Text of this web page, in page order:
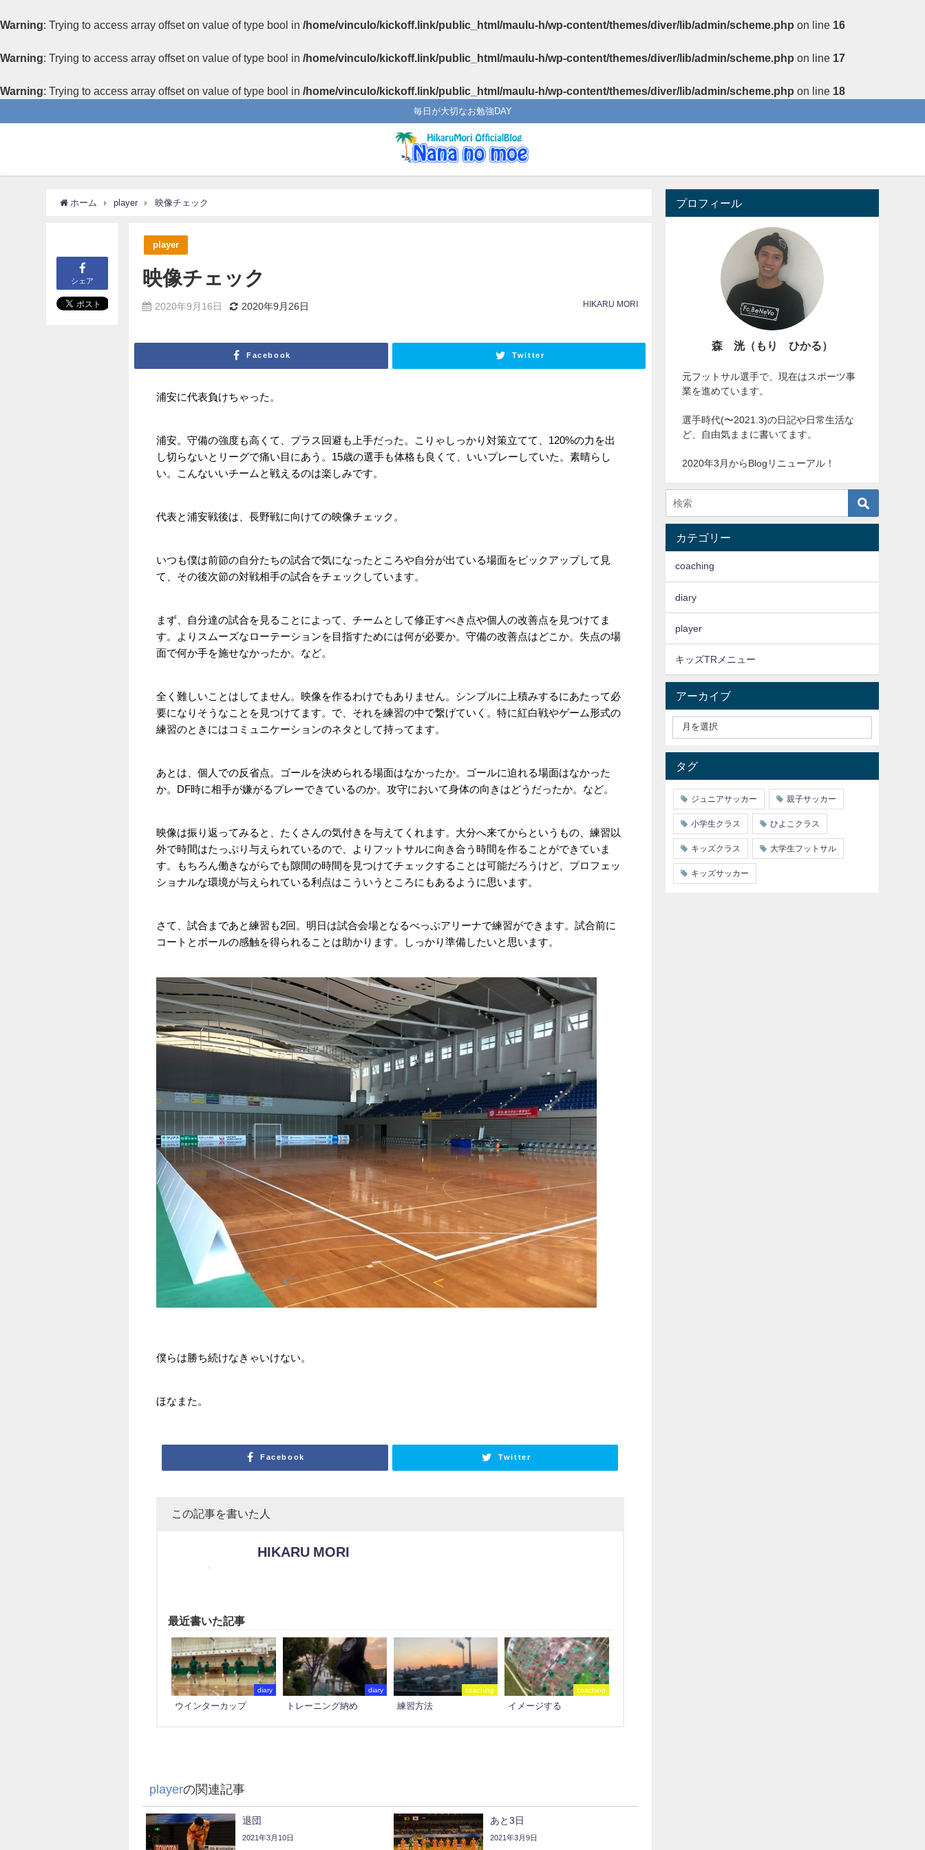
Warning: Trying to access array offset on value of type bool in /home/vinculo/kickoff.link/public_html/maulu-h/wp-content/themes/diver/lib/admin/scheme.php on line 16
Warning: Trying to access array offset on value of type bool in /home/vinculo/kickoff.link/public_html/maulu-h/wp-content/themes/diver/lib/admin/scheme.php on line 17
Warning: Trying to access array offset on value of type bool in /home/vinculo/kickoff.link/public_html/maulu-h/wp-content/themes/diver/lib/admin/scheme.php on line 18
毎日が大切なお勉強DAY
ホーム player 映像チェック
シェア
player
映像チェック
2020年9月16日 2020年9月26日 HIKARU MORI
Facebook Twitter
浦安に代表負けちゃった。
浦安。守備の強度も高くて、プラス回避も上手だった。こりゃしっかり対策立てて、120%の力を出
し切らないとリーグで痛い目にあう。15歳の選手も体格も良くて、いいプレーしていた。素晴らし
い。こんないいチームと戦えるのは楽しみです。
代表と浦安戦後は、長野戦に向けての映像チェック。
いつも僕は前節の自分たちの試合で気になったところや自分が出ている場面をピックアップして見
て、その後次節の対戦相手の試合をチェックしています。
まず、自分達の試合を見ることによって、チームとして修正すべき点や個人の改善点を見つけてま
す。よりスムーズなローテーションを目指すためには何が必要か。守備の改善点はどこか。失点の場
面で何か手を施せなかったか。など。
全く難しいことはしてません。映像を作るわけでもありません。シンプルに上積みするにあたって必
要になりそうなことを見つけてます。で、それを練習の中で繋げていく。特に紅白戦やゲーム形式の
練習のときにはコミュニケーションのネタとして持ってます。
あとは、個人での反省点。ゴールを決められる場面はなかったか。ゴールに迫れる場面はなかった
か。DF時に相手が嫌がるプレーできているのか。攻守において身体の向きはどうだったか。など。
映像は振り返ってみると、たくさんの気付きを与えてくれます。大分へ来てからというもの、練習以
外で時間はたっぷり与えられているので、よりフットサルに向き合う時間を作ることができていま
す。もちろん働きながらでも隙間の時間を見つけてチェックすることは可能だろうけど、プロフェッ
ショナルな環境が与えられている利点はこういうところにもあるように思います。
さて、試合まであと練習も2回。明日は試合会場となるべっぷアリーナで練習ができます。試合前に
コートとボールの感触を得られることは助かります。しっかり準備したいと思います。
僕らは勝ち続けなきゃいけない。
ほなまた。
Facebook Twitter
この記事を書いた人
HIKARU MORI
最近書いた記事
diary
ウインターカップ
diary
トレーニング納め
coaching
練習方法
coaching
イメージする
playerの関連記事
退団
2021年3月10日
あと3日
2021年3月9日
プロフィール
森 洸（もり ひかる）
元フットサル選手で、現在はスポーツ事
業を進めています。
選手時代(〜2021.3)の日記や日常生活な
ど、自由気ままに書いてます。
2020年3月からBlogリニューアル！
カテゴリー
coaching
diary
player
キッズTRメニュー
アーカイブ
タグ
ジュニアサッカー 親子サッカー
小学生クラス ひよこクラス
キッズクラス 大学生フットサル
キッズサッカー